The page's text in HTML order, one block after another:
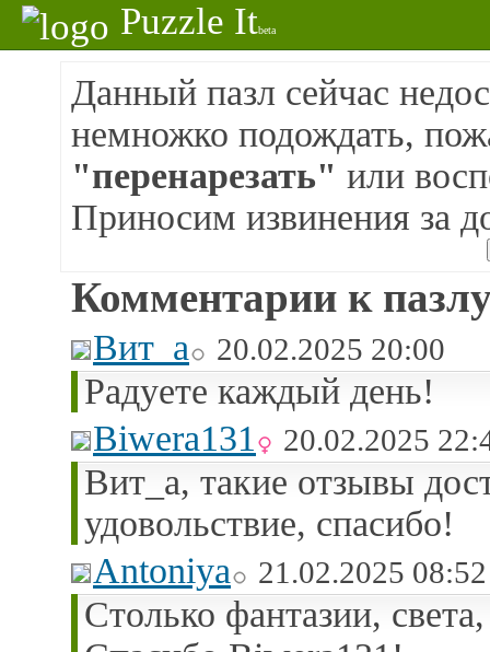
Puzzle Itbeta
Данный пазл сейчас
немножко подождать,
"перенарезать" или
Приносим извинения за
Комментарии к
Вит_а 20.02.2025 20:00
Радуете каждый день!
Biwera131
20.02.2025
Вит_а, такие отзывы
удовольствие, спасибо!
Antoniya
21.02.2025 08:52
Столько фантазии,